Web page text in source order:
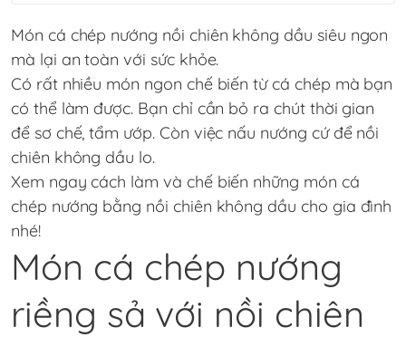
Món cá chép nướng nồi chiên không dầu siêu ngon
mà lại an toàn với sức khỏe.
Có rất nhiều món ngon chế biến từ cá chép mà bạn
có thể làm được. Bạn chỉ cần bỏ ra chút thời gian
để sơ chế, tẩm ướp. Còn việc nấu nướng cứ để nồi
chiên không dầu lo.
Xem ngay cách làm và chế biến những món cá
chép nướng bằng nồi chiên không dầu cho gia đình
nhé!
Món cá chép nướng
riềng sả với nồi chiên